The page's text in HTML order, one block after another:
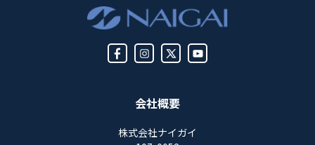
会社概要
株式会社ナイガイ